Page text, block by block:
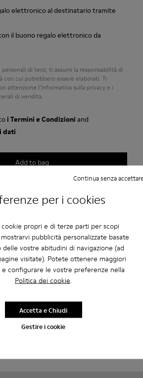
per i cookies
cookie propri e di terze parti per scopi
pubblicità personalizzate basate
vostre abitudini di navigazione (ad
visitate). Potete ottenere maggiori
e configurare le vostre preferenze nella
Politica dei cookie.
Gestire i cookie
Continua senza
Accetta e Chiudi
elettronico al destinatario tramite
il buono regalo elettronico da
di terzi, ti assumi la responsabilità di
con cui potrebbero essere elaborati. Ti
attenzione l’Informativa sulla privacy e i
di vendita.
i Termini e Condizioni and
dati
Add to bag
nel negozio più vicino a te
ReCamper e sul sito web
Regalo